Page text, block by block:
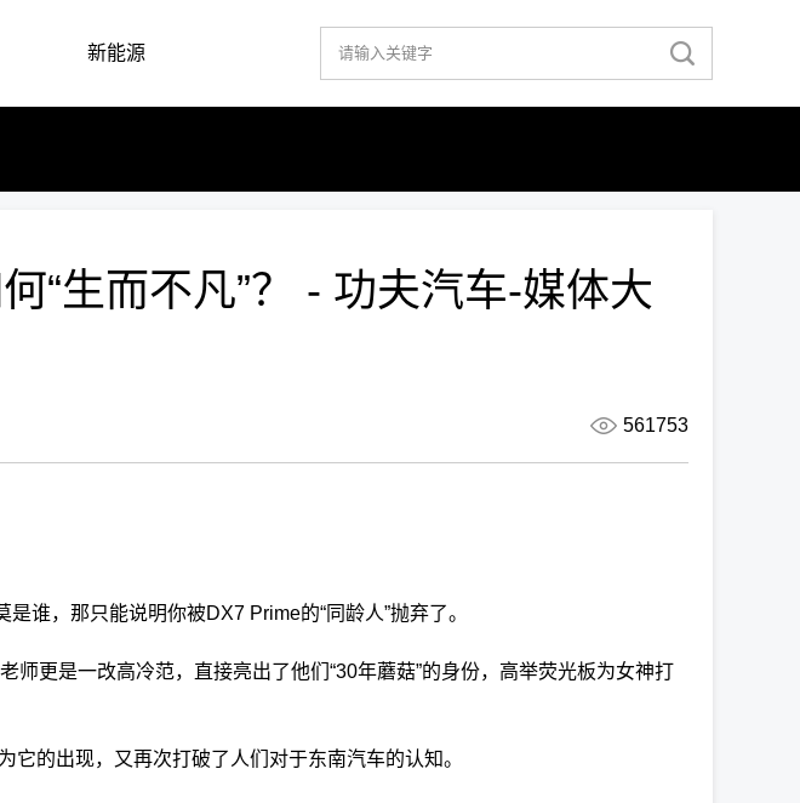
新能源
“生而不凡”？ - 功夫汽车-媒体大
561753
谁，那只能说明你被DX7 Prime的“同龄人”抛弃了。
更是一改高冷范，直接亮出了他们“30年蘑菇”的身份，高举荧光板为女神打
的出现，又再次打破了人们对于东南汽车的认知。